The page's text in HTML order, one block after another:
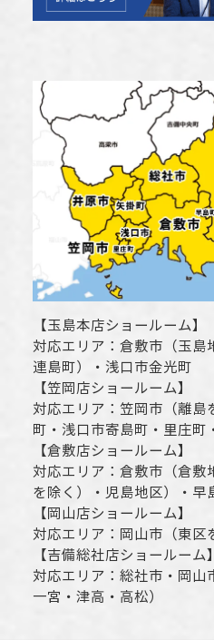
【玉島本店ショールーム】
対応エリア： 倉敷市 （玉
連島町）・ 浅口市金光町
【笠岡店ショールーム】
対応エリア： 笠岡市（離島
町・ 浅口市寄島町・里庄町
【倉敷店ショールーム】
対応エリア： 倉敷市 （倉
を除く）・児島地区）・早
【 岡山店ショールーム】
対応エリア： 岡山市 （東
【吉備総社店ショールーム】
対応エリア： 総社市 ・ 岡山
一宮・津高・高松）